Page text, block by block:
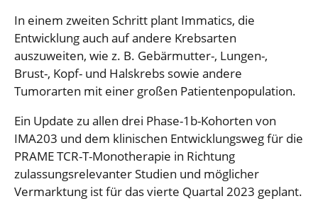
In einem zweiten Schritt plant Immatics, die
Entwicklung auch auf andere Krebsarten
auszuweiten, wie z. B. Gebärmutter-, Lungen-,
Brust-, Kopf- und Halskrebs sowie andere
Tumorarten mit einer großen Patientenpopulation.
Ein Update zu allen drei Phase-1b-Kohorten von
IMA203 und dem klinischen Entwicklungsweg für die
PRAME TCR-T-Monotherapie in Richtung
zulassungsrelevanter Studien und möglicher
Vermarktung ist für das vierte Quartal 2023 geplant.